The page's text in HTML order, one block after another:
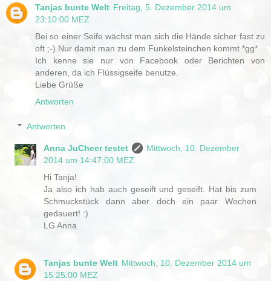
Tanjas bunte Welt Freitag, 5. Dezember 2014 um
23:10:00 MEZ
Bei so einer Seife wächst man sich die Hände sicher fast zu
oft ;-) Nur damit man zu dem Funkelsteinchen kommt *gg*
Ich kenne sie nur von Facebook oder Berichten von
anderen, da ich Flüssigseife benutze.
Liebe Grüße
Antworten
Antworten
Anna JuCheer testet
Mittwoch, 10. Dezember
2014 um 14:47:00 MEZ
Hi Tanja!
Ja also ich hab auch geseift und geseift. Hat bis zum
Schmuckstück dann aber doch ein paar Wochen
gedauert! :)
LG Anna
Tanjas bunte Welt Mittwoch, 10. Dezember 2014 um
15:25:00 MEZ